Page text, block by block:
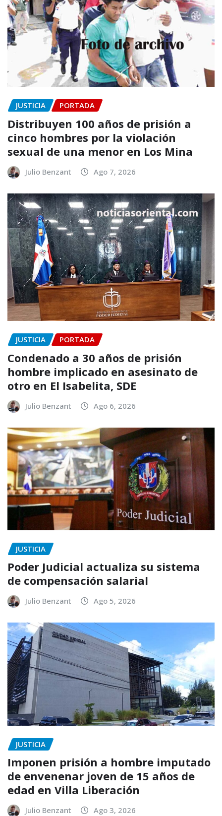
JUSTICIA PORTADA
Distribuyen 100 años de prisión a
cinco hombres por la violación
sexual de una menor en Los Mina
Julio Benzant Ago 7, 2026
JUSTICIA PORTADA
Condenado a 30 años de prisión
hombre implicado en asesinato de
otro en El Isabelita, SDE
Julio Benzant Ago 6, 2026
JUSTICIA
Poder Judicial actualiza su sistema
de compensación salarial
Julio Benzant Ago 5, 2026
JUSTICIA
Imponen prisión a hombre imputado
de envenenar joven de 15 años de
edad en Villa Liberación
Julio Benzant Ago 3, 2026